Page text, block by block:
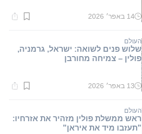
זמן
דקות.
14 באפר׳ 2026
העולם
שלוש פנים לשואה: ישראל, גרמניה,
פולין – צמיחה מחורבן
זמן
דקות.
13 באפר׳ 2026
העולם
ראש ממשלת פולין מזהיר את אזרחיו:
"תעזבו מיד את איראן"